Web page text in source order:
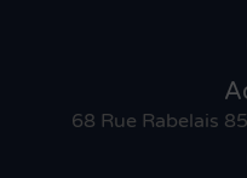
68 Rue Rabelais